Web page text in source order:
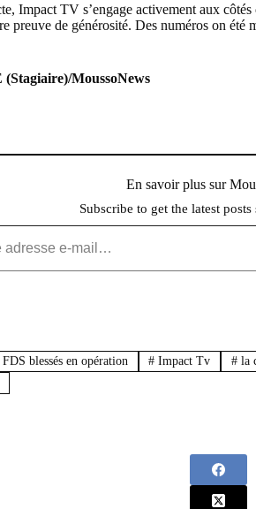
Impact TV s’engage activement aux
preuve de générosité. Des numéros on été
MoussoNews
En savoir plus sur
Subscribe to get the latest
blessés en opération # Impact Tv # la